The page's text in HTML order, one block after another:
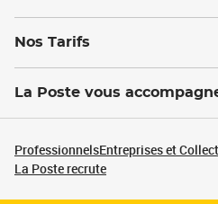
Nos Tarifs
La Poste vous
ProfessionnelsEntreprises et
La Poste recrute